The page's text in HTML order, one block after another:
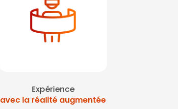
Expérience
avec la réalité augmentée